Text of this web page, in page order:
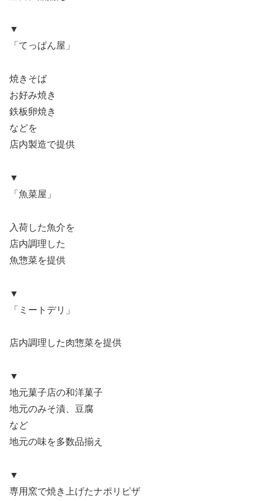
▼
「てっぱん屋」
焼きそば
お好み焼き
鉄板卵焼き
などを
店内製造で提供
▼
「魚菜屋」
入荷した魚介を
店内調理した
魚惣菜を提供
▼
「ミートデリ」
店内調理した肉惣菜を提供
▼
地元菓子店の和洋菓子
地元のみそ漬、豆腐
など
地元の味を多数品揃え
▼
専用窯で焼き上げたナポリピザ